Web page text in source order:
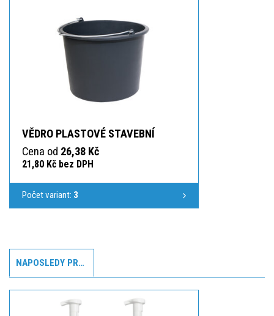
VĚDRO PLASTOVÉ STAVEBNÍ
Cena od 26,38 Kč
21,80 Kč bez DPH
Počet variant: 3
NAPOSLEDY PROHLÍŽENÉ